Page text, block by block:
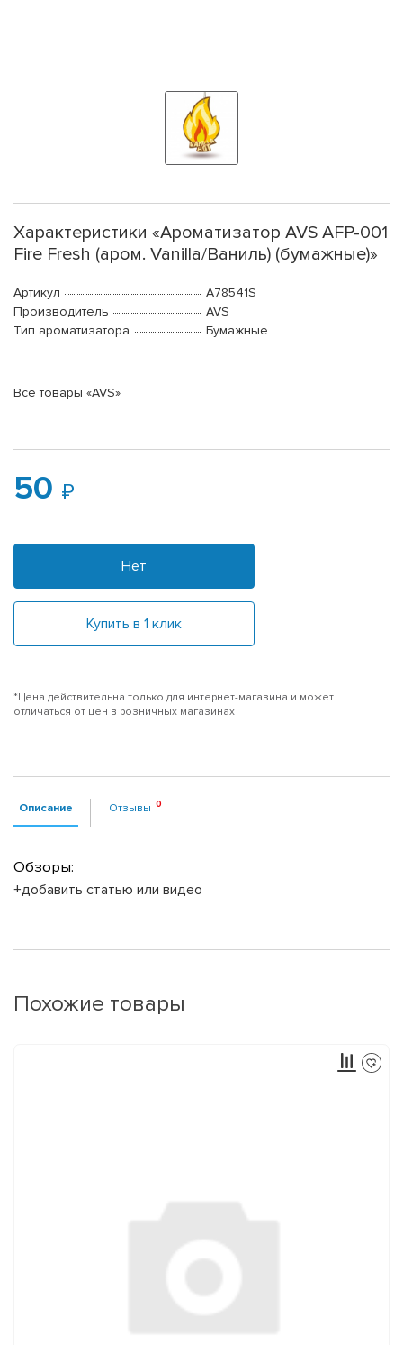
Характеристики «Ароматизатор AVS AFP-001
Fire Fresh (аром. Vanilla/Ваниль) (бумажные)»
Артикул
A78541S
Производитель
AVS
Тип ароматизатора
Бумажные
Все товары «AVS»
50
Нет
Купить в 1 клик
*Цена действительна только для интернет-магазина и может
отличаться от цен в розничных магазинах
Описание Отзывы
Обзоры:
+добавить статью или видео
Похожие товары